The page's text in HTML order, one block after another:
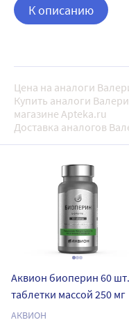
К описанию
Цена на аналоги
Купить аналоги
магазине Apteka.ru
Доставка аналогов
Аквион биоперин 60 шт.
таблетки массой 250 мг
АКВИОН